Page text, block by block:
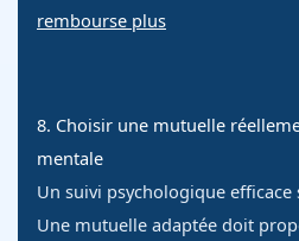
rembourse plus
8. Choisir une mutuelle
mentale
Un suivi psychologique efficace
Une mutuelle adaptée doit